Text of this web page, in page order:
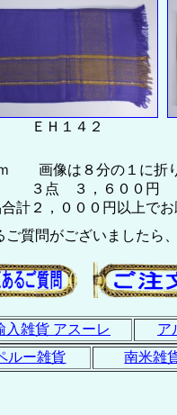
ＥＨ１４２
画像は８分の１に折り
点 ３，６００円
計２，０００円以上でお
ご質問がございましたら
入雑貨 アスーレ
ア
ルー雑貨
南米雑